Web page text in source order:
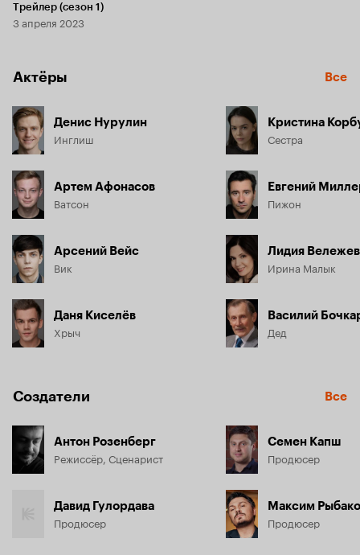
Трейлер (сезон 1)
3 апреля 2023
Актёры Все
Денис Нурулин
Инглиш
Артем Афонасов
Ватсон
Арсений Вейс
Вик
Даня Киселёв
Хрыч
Кристина
Сестра
Евгений
Пижон
Лидия
Ирина Малык
Василий
Дед
Создатели Все
Антон Розенберг
Режиссёр, Сценарист
Давид Гулордава
Продюсер
Семен Капш
Продюсер
Максим
Продюсер